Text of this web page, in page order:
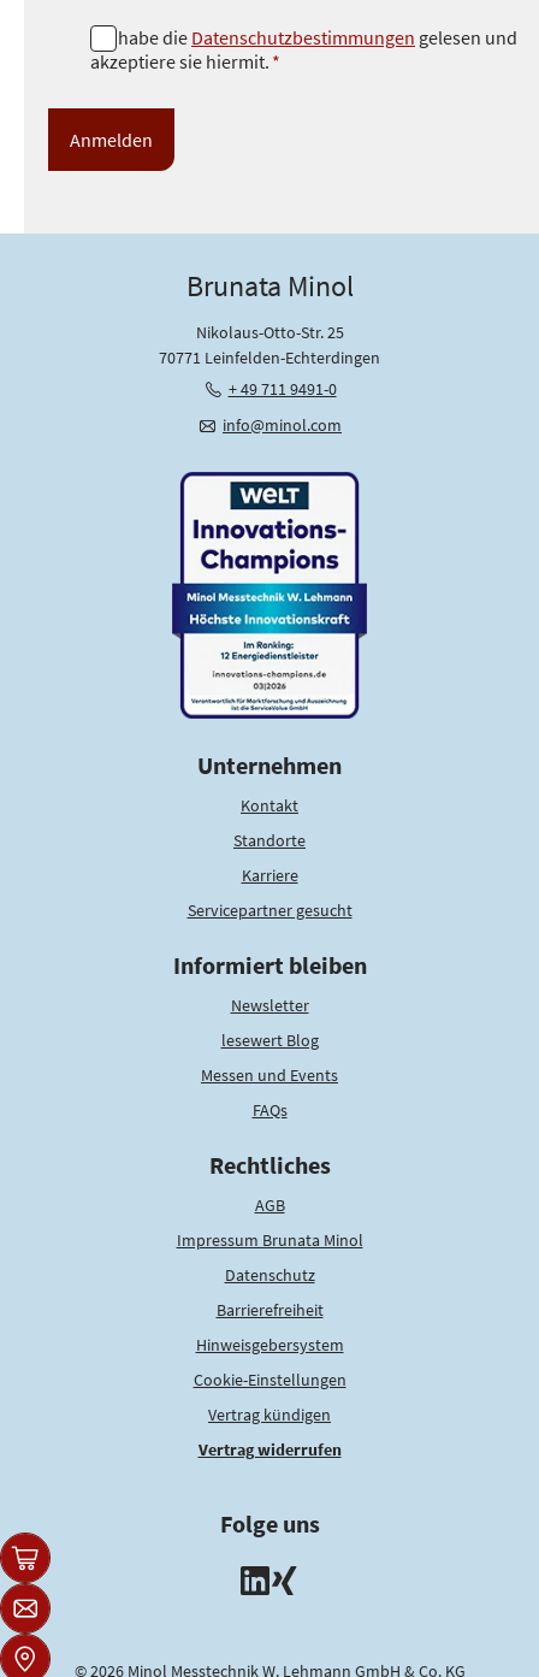
h
Ich habe die Datenschutzbestimmungen gelesen und
akzeptiere sie hiermit. *
Brunata Minol
Nikolaus-Otto-Str. 25
70771 Leinfelden-Echterdingen
+ 49 711 9491-0
info@minol.com
Unternehmen
Kontakt
Standorte
Karriere
Servicepartner gesucht
Informiert bleiben
Newsletter
lesewert Blog
Messen und Events
FAQs
Rechtliches
AGB
Impressum Brunata Minol
Datenschutz
Barrierefreiheit
Hinweisgebersystem
Cookie-Einstellungen
Vertrag kündigen
Vertrag widerrufen
Folge uns
© 2026 Minol Messtechnik W. Lehmann GmbH & Co. KG